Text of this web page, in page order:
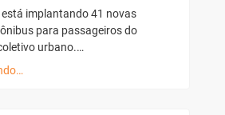
implantando 41 novas
para passageiros do
urbano.…